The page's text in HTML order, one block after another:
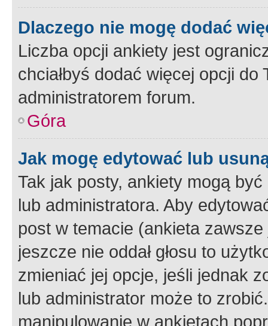
Dlaczego nie mogę dodać
Liczba opcji ankiety jest
chciałbyś dodać więcej opcji
administratorem forum.
Góra
Jak mogę edytować lub
Tak jak posty, ankiety mogą
lub administratora. Aby
post w temacie (ankieta
jeszcze nie oddał głosu to
zmieniać jej opcje, jeśli jednak
lub administrator może to
manipulowanie w ankietach